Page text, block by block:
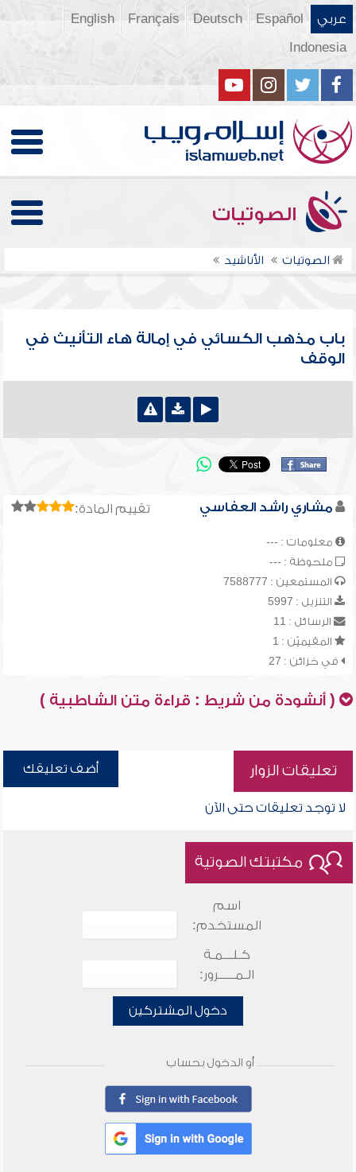
عربي Español
Deutsch
Français
English
Indonesia
الصوتيات
الصوتيات الأناشيد
باب مذهب الكسائي في إمالة هاء التأنيث في
الوقف
تقييم المادة: مشاري راشد العفاسي
معلومات : ---
ملحوظة : ---
المستمعين : 7588777
التنزيل : 5997
الرسائل : 11
المقيميّن : 1
في خزائن : 27
( أنشودة من شريط : قراءة متن الشاطبية )
تعليقات الزوار أضف تعليقك
لا توجد تعليقات حتى الآن
مكتبتك الصوتية
اسم
المستخدم:
كـلـــمـة
الـمـــــرور:
دخول المشتركين
أو الدخول بحساب